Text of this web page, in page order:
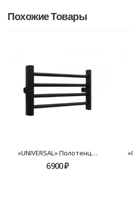
Похожие Товары
«UNIVERSAL» Полотенцесушитель электрический 300х500 FX-7200B-2 черный
6900₽